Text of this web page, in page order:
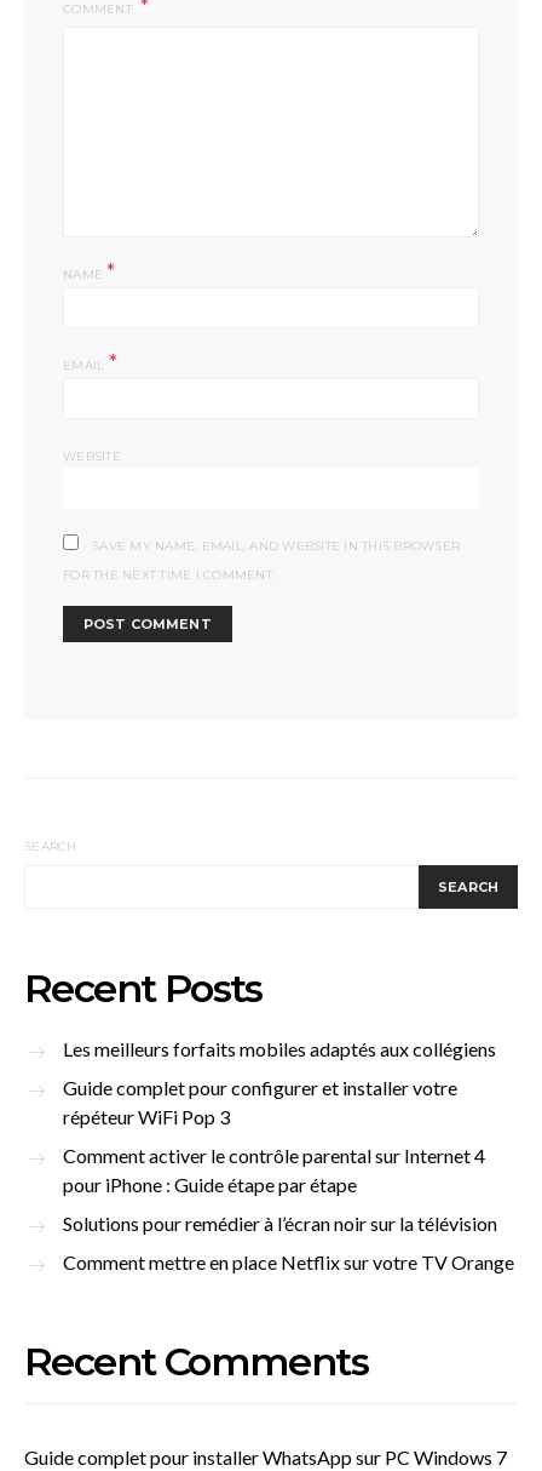
COMMENT
NAME *
EMAIL *
WEBSITE
SAVE MY NAME, EMAIL, AND WEBSITE IN THIS BROWSER
FOR THE NEXT TIME I COMMENT.
SEARCH
SEARCH
Recent Posts
Les meilleurs forfaits mobiles adaptés aux collégiens
Guide complet pour configurer et installer votre
répéteur WiFi Pop 3
Comment activer le contrôle parental sur Internet 4
pour iPhone : Guide étape par étape
Solutions pour remédier à l’écran noir sur la télévision
Comment mettre en place Netflix sur votre TV Orange
Recent Comments
Guide complet pour installer WhatsApp sur PC Windows 7